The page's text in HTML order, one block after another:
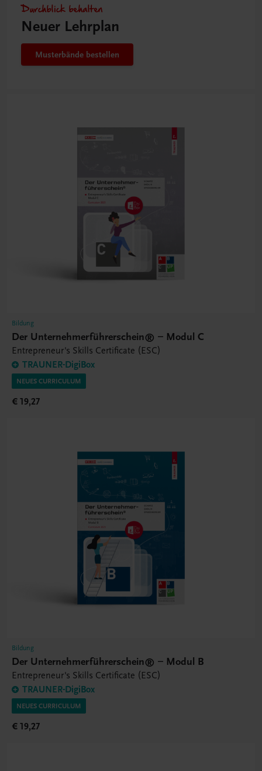
Durchblick behalten
Neuer Lehrplan
Musterbände bestellen
Bildung
Der Unternehmerführerschein® – Modul C
Entrepreneur's Skills Certificate (ESC)
TRAUNER-DigiBox
NEUES CURRICULUM
€ 19,27
Bildung
Der Unternehmerführerschein® – Modul B
Entrepreneur's Skills Certificate (ESC)
TRAUNER-DigiBox
NEUES CURRICULUM
€ 19,27